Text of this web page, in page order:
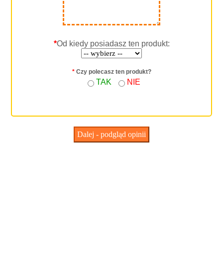
*Od kiedy posiadasz ten produkt:
*Czy polecasz ten produkt?
TAK NIE